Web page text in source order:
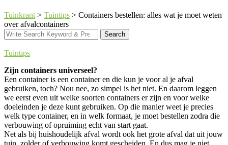
Tuinkrant > Tuintips > Containers bestellen: alles wat je moet weten
over afvalcontainers
Search
for:
Search
Tuintips
Zijn containers universeel?
Een container is een container en die kun je voor al je afval
gebruiken, toch? Nou nee, zo simpel is het niet. En daarom leggen
we eerst even uit welke soorten containers er zijn en voor welke
doeleinden je deze kunt gebruiken. Op die manier weet je precies
welk type container, en in welk formaat, je moet bestellen zodra die
verbouwing of opruiming echt van start gaat.
Net als bij huishoudelijk afval wordt ook het grote afval dat uit jouw
tuin, zolder of verbouwing komt gescheiden. En dus mag je niet